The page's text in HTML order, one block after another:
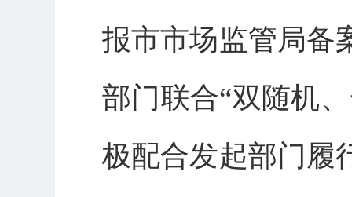
报市市场监管局备
部门联合“双随机
极配合发起部门履